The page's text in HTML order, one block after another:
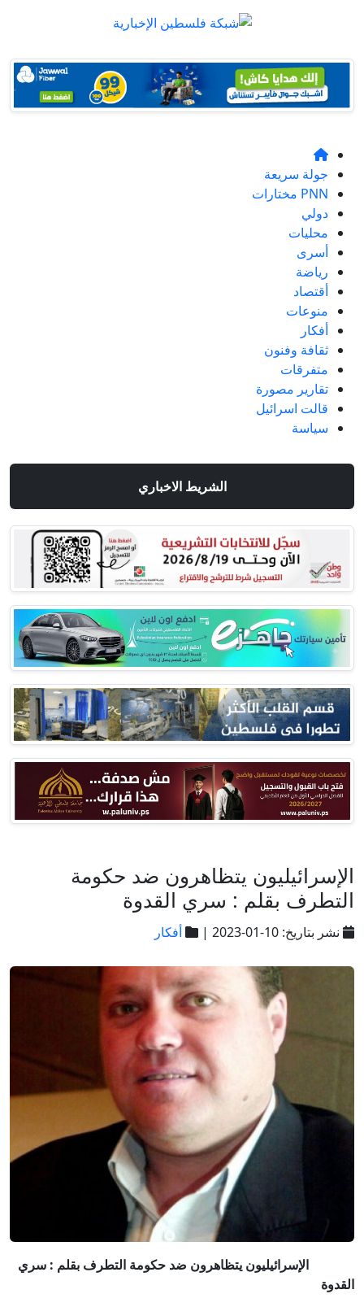
جولة سريعة
PNN مختارات
دولي
محليات
أسرى
رياضة
أقتصاد
منوعات
أفكار
ثقافة وفنون
متفرقات
تقارير مصورة
قالت اسرائيل
سياسة
الشريط الاخباري
الإسرائيليون يتظاهرون ضد حكومة
التطرف بقلم : سري القدوة
نشر بتاريخ: 10-01-2023 | أفكار
الإسرائيليون يتظاهرون ضد حكومة التطرف بقلم : سري
القدوة